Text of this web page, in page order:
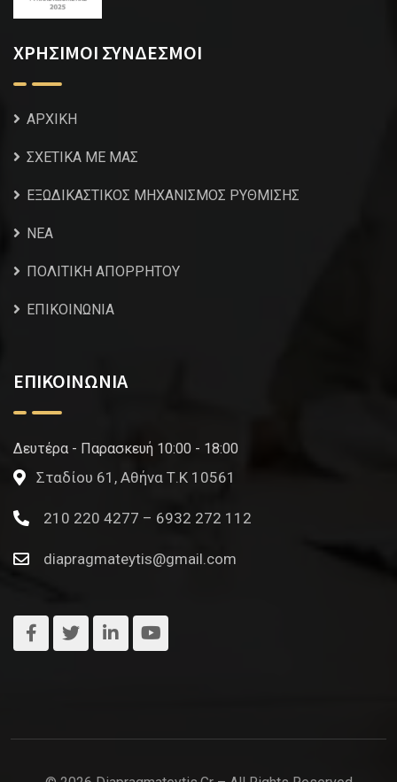
ΧΡΗΣΙΜΟΙ ΣΥΝΔΕΣΜΟΙ
ΑΡΧΙΚΗ
ΣΧΕΤΙΚΑ ΜΕ ΜΑΣ
ΕΞΩΔΙΚΑΣΤΙΚΟΣ ΜΗΧΑΝΙΣΜΟΣ ΡΥΘΜΙΣΗΣ
NEA
ΠΟΛΙΤΙΚΗ ΑΠΟΡΡΗΤΟΥ
ΕΠΙΚΟΙΝΩΝΙΑ
ΕΠΙΚΟΙΝΩΝΙΑ
Δευτέρα - Παρασκευή 10:00 - 18:00
Σταδίου 61, Αθήνα Τ.Κ 10561
210 220 4277 – 6932 272 112
diapragmateytis@gmail.com